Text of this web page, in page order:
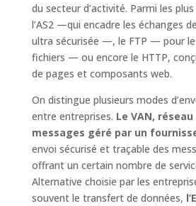
du secteur d’activité. Parmi les
l’AS2 —qui encadre les échanges
ultra sécurisée —, le FTP — pour
fichiers — ou encore le HTTP,
de pages et composants web.
On distingue plusieurs modes
entre entreprises. Le VAN,
messages géré par un
envoi sécurisé et traçable des
offrant un certain nombre de
Alternative choisie par les
souvent le transfert de données,